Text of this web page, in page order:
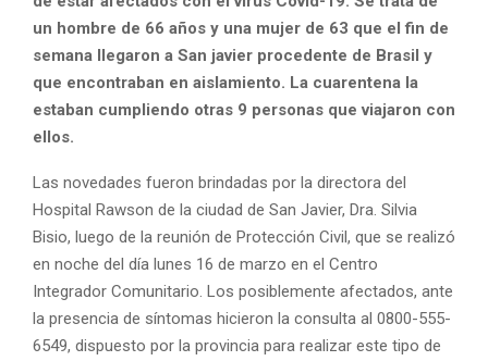
un hombre de 66 años y una mujer de 63 que el fin de
semana llegaron a San javier procedente de Brasil y
que encontraban en aislamiento. La cuarentena la
estaban cumpliendo otras 9 personas que viajaron con
ellos.
Las novedades fueron brindadas por la directora del
Hospital Rawson de la ciudad de San Javier, Dra. Silvia
Bisio, luego de la reunión de Protección Civil, que se realizó
en noche del día lunes 16 de marzo en el Centro
Integrador Comunitario. Los posiblemente afectados, ante
la presencia de síntomas hicieron la consulta al 0800-555-
6549, dispuesto por la provincia para realizar este tipo de